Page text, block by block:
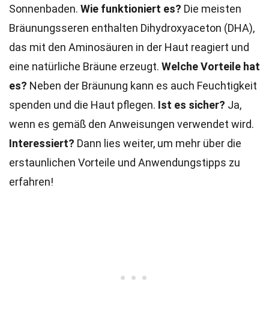
Sonnenbaden. Wie funktioniert es? Die meisten
Bräunungsseren enthalten Dihydroxyaceton (DHA),
das mit den Aminosäuren in der Haut reagiert und
eine natürliche Bräune erzeugt. Welche Vorteile hat
es? Neben der Bräunung kann es auch Feuchtigkeit
spenden und die Haut pflegen. Ist es sicher? Ja,
wenn es gemäß den Anweisungen verwendet wird.
Interessiert? Dann lies weiter, um mehr über die
erstaunlichen Vorteile und Anwendungstipps zu
erfahren!